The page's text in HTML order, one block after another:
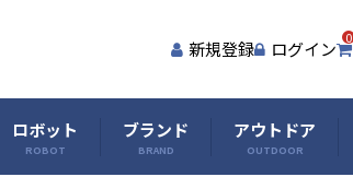
新規登録 ログイン 0
ロボット
ROBOT
ブランド
BRAND
アウトドア
OUTDOOR